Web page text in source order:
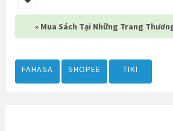
» Mua Sách Tại Những Trang
FAHASA SHOPEE TIKI